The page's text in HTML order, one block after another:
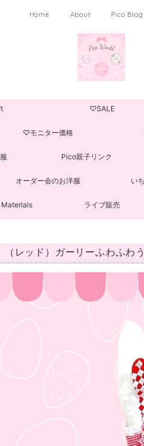
Home About Pico Blog
♡SALE
♡モニター価格
Pico親子リンク
オーダー会のお洋服 い
Materials ライブ販売
（レッド）ガーリーふわふわ